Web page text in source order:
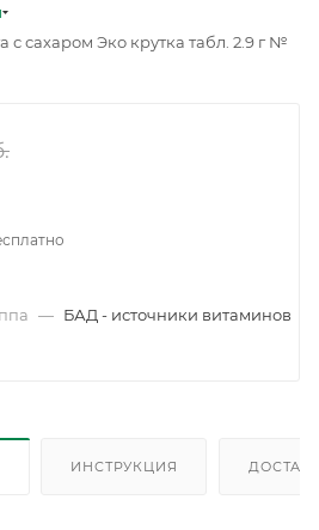
с сахаром Эко крутка табл. 2.9 г №
— БАД - источники витаминов
ИНСТРУКЦИЯ